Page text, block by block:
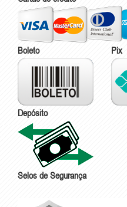
Boleto Pix
Depósito
Selos de Segurança